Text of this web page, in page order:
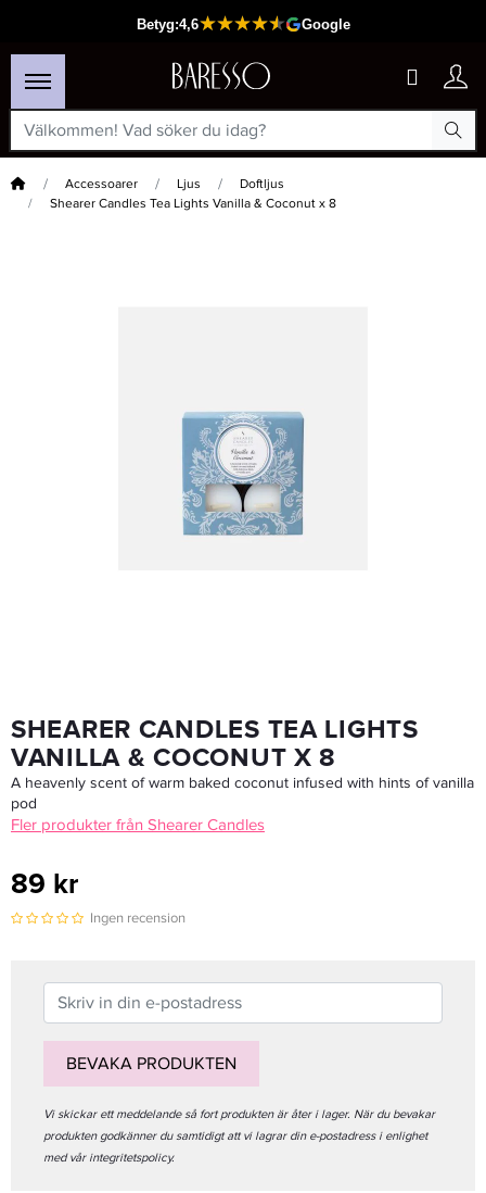
Hem Accessoarer Ljus
Doftljus
Shearer Candles Tea Lights Vanilla & Coconut x 8
Goldwell Dualsenses Rich Repair Restoring Duo 1000ml
SHEARER CANDLES TEA LIGHTS
VANILLA & COCONUT X 8
A heavenly scent of warm baked coconut infused with hints of vanilla
pod
Fler produkter från Shearer Candles
89 kr
Ingen recension
BEVAKA PRODUKTEN
Vi skickar ett meddelande så fort produkten är åter i lager. När du bevakar
produkten godkänner du samtidigt att vi lagrar din e-postadress i enlighet
med vår integritetspolicy.